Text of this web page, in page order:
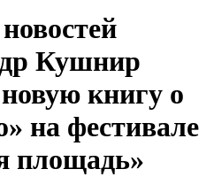
Кушнир
книгу о
на фестивале
площадь»